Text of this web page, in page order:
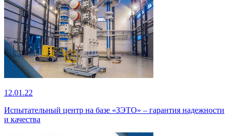
12.01.22
Испытательный центр на базе «ЗЭТО» – гарантия надежности
и качества